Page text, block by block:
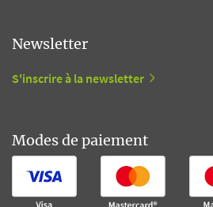
Newsletter
S'inscrire à la newsletter
Modes de paiement